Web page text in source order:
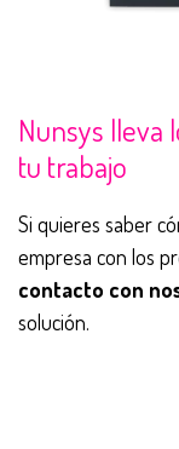
Nunsys lleva
tu trabajo
Si quieres saber
empresa con los
contacto con
solución.